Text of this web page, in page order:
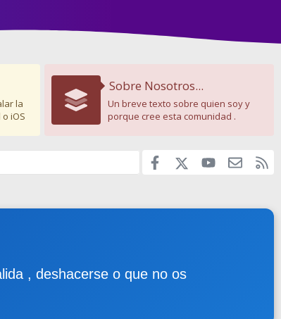
la
iOS
Sobre Nosotros...
Un breve texto sobre quien soy y
porque cree esta comunidad .
Facebook youtube
, deshacerse o que no os